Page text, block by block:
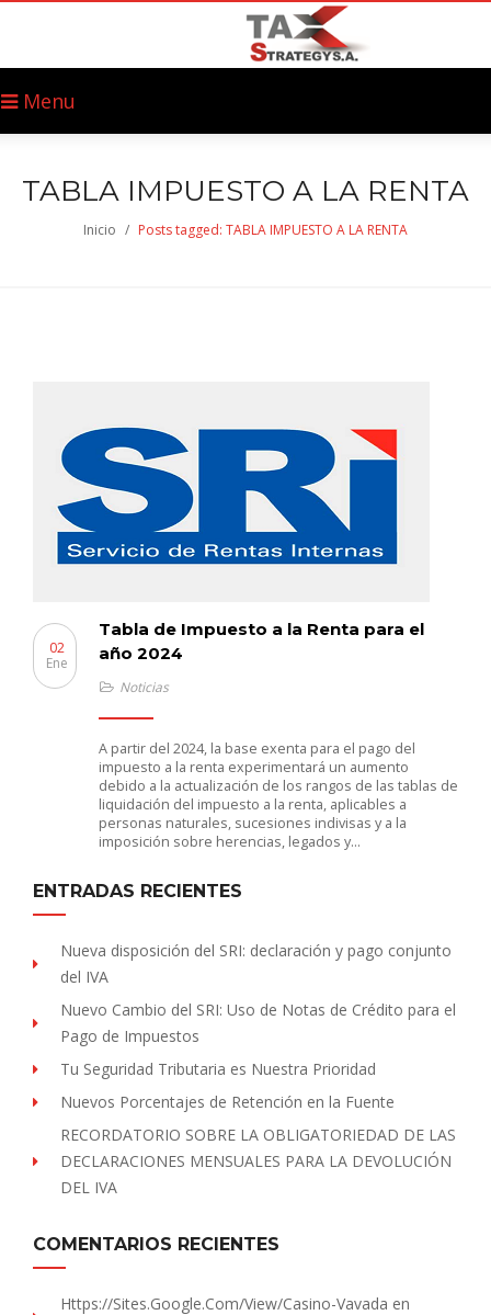
Menu
TABLA IMPUESTO A LA RENTA
Inicio / Posts tagged: TABLA IMPUESTO A LA RENTA
Tabla de Impuesto a la Renta para el
año 2024
02
Ene
Noticias
A partir del 2024, la base exenta para el pago del
impuesto a la renta experimentará un aumento
debido a la actualización de los rangos de las tablas de
liquidación del impuesto a la renta, aplicables a
personas naturales, sucesiones indivisas y a la
imposición sobre herencias, legados y…
ENTRADAS RECIENTES
Nueva disposición del SRI: declaración y pago conjunto
del IVA
Nuevo Cambio del SRI: Uso de Notas de Crédito para el
Pago de Impuestos
Tu Seguridad Tributaria es Nuestra Prioridad
Nuevos Porcentajes de Retención en la Fuente
RECORDATORIO SOBRE LA OBLIGATORIEDAD DE LAS
DECLARACIONES MENSUALES PARA LA DEVOLUCIÓN
DEL IVA
COMENTARIOS RECIENTES
Https://sites.Google.com/view/Casino-Vavada en